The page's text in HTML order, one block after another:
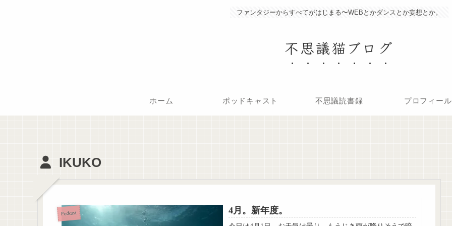
ファンタジーからすべてがはじまる〜WEBとかダンスとか妄想とか。
不思議猫ブログ
ホーム ポッドキャスト 不思議読書録 プロフィール
IKUKO
Podcast 4月。新年度。